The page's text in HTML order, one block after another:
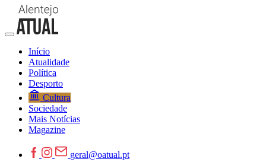
Início
Atualidade
Política
Desporto
Cultura
Sociedade
Mais Notícias
Magazine
geral@oatual.pt